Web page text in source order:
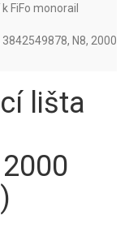
FiFo monorail
N8, 2000
lišta